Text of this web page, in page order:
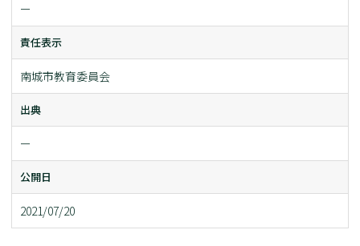
ー
責任表示
南城市教育委員会
出典
ー
公開日
2021/07/20